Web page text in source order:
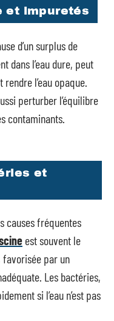
et impuretés
d’un surplus de
dans l’eau dure, peut
l’eau opaque.
perturber l’équilibre
contaminants.
et
causes fréquentes
est souvent le
favorisée par un
Les bactéries,
si l’eau n’est pas